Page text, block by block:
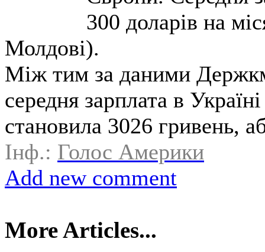
300 доларів на
Молдові).
Між тим за даними
середня зарплата в
становила 3026 гривень,
Інф.: Голос Америки
Add new comment
More Articles...